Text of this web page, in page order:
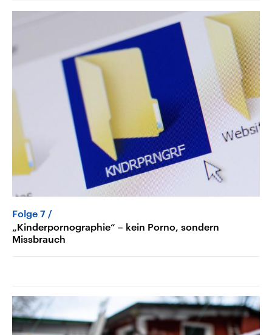
Folge 7
„Kinderpornographie“ – kein Porno, sondern
Missbrauch